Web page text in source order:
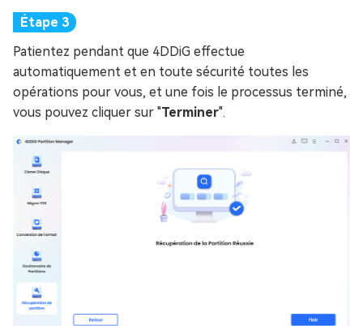
Patientez pendant que 4DDiG effectue
automatiquement et en toute sécurité toutes les
opérations pour vous, et une fois le processus terminé,
vous pouvez cliquer sur "Terminer".